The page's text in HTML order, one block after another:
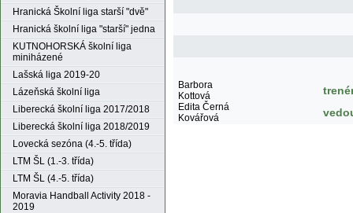
Hranická Školní liga starší "dvě"
Hranická školní liga "starší" jedna
KUTNOHORSKÁ školní liga
miniházené
Lašská liga 2019-20
Lázeňská školní liga
Liberecká školní liga 2017/2018
Liberecká školní liga 2018/2019
Lovecká sezóna (4.-5. třída)
LTM ŠL (1.-3. třída)
LTM ŠL (4.-5. třída)
Moravia Handball Activity 2018 -
2019
Barbora
Kottová
Edita Černá
Kovářová